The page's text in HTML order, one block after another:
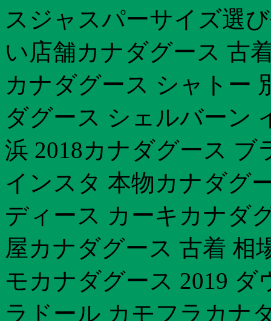
スジャスパーサイズ選
い店舗カナダグース 古
カナダグース シャトー
ダグース シェルバーン
浜 2018カナダグース
インスタ 本物カナダグ
ディース カーキカナダ
屋カナダグース 古着 相
モカナダグース 2019
ラドール カモフラカナ